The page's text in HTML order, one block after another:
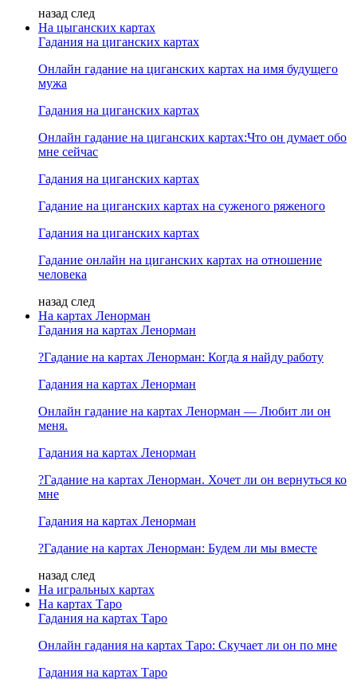
назад след
На цыганских картах
Гадания на циганских картах
Онлайн гадание на циганских картах на имя будущего
мужа
Гадания на циганских картах
Онлайн гадание на циганских картах:Что он думает обо
мне сейчас
Гадания на циганских картах
Гадание на циганских картах на суженого ряженого
Гадания на циганских картах
Гадание онлайн на циганских картах на отношение
человека
назад след
На картах Ленорман
Гадания на картах Ленорман
?Гадание на картах Ленорман: Когда я найду работу
Гадания на картах Ленорман
Онлайн гадание на картах Ленорман — Любит ли он
меня.
Гадания на картах Ленорман
?Гадание на картах Ленорман. Хочет ли он вернуться ко
мне
Гадания на картах Ленорман
?Гадание на картах Ленорман: Будем ли мы вместе
назад след
На игральных картах
На картах Таро
Гадания на картах Таро
Онлайн гадания на картах Таро: Скучает ли он по мне
Гадания на картах Таро